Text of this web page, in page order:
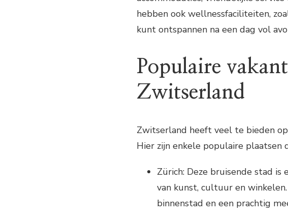
hebben ook wellnessfaciliteiten,
kunt ontspannen na een dag vol
Populaire
Zwitserland
Zwitserland heeft veel te bieden
Hier zijn enkele populaire plaatsen
Zürich: Deze bruisende stad
van kunst, cultuur en
binnenstad en een prachtig